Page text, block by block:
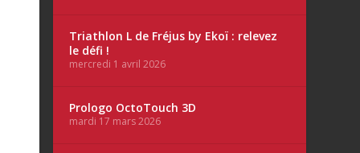
Triathlon L de Fréjus by Ekoï : relevez
le défi !
mercredi 1 avril 2026
Prologo OctoTouch 3D
mardi 17 mars 2026